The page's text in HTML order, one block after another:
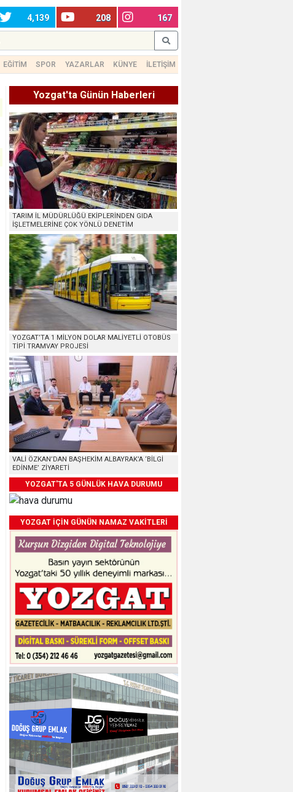
4,139 208 167
EĞİTİM SPOR YAZARLAR KÜNYE İLETİŞİM
Yozgat'ta Günün Haberleri
TARIM İL MÜDÜRLÜĞÜ EKİPLERİNDEN GIDA
İŞLETMELERİNE ÇOK YÖNLÜ DENETİM
YOZGAT’TA 1 MİLYON DOLAR MALİYETLİ OTOBÜS
TİPİ TRAMVAY PROJESİ
VALİ ÖZKAN’DAN BAŞHEKİM ALBAYRAK’A ‘BİLGİ
EDİNME’ ZİYARETİ
YOZGAT'TA 5 GÜNLÜK HAVA DURUMU
YOZGAT İÇİN GÜNÜN NAMAZ VAKİTLERİ